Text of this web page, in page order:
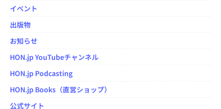
イベント
出版物
お知らせ
HON.jp YouTubeチャンネル
HON.jp Podcasting
HON.jp Books（直営ショップ）
公式サイト